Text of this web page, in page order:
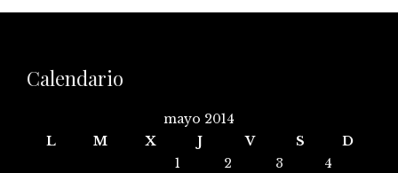
Calendario
mayo 2014
L
M X J V S
D
1
2 3
4